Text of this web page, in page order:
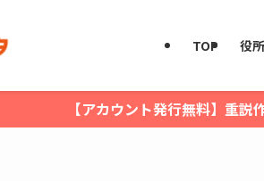
TOP 役
【アカウント発行無料】重